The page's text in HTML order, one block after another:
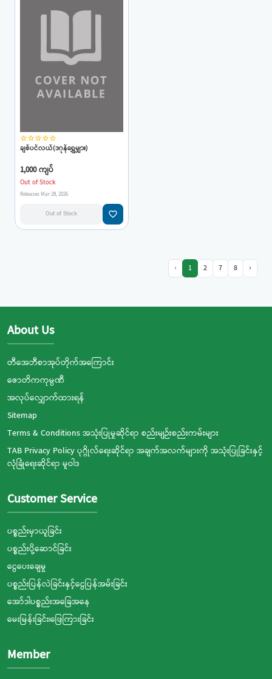
star_borderstar_borderstar_borderstar_borderstar_border
ချစ်ပင်လယ်(ဒဂုန်ရွှေမျှား)
1,000 ကျပ်
Out of Stock
Releases Mar 28, 2026
Out of Stock favorite_border
‹ 1 2 7 8 ›
About Us
တီအေဘီစာအုပ်တိုက်အကြောင်း
ဇောတိကကုမ္ပဏီ
အလုပ်လျှောက်ထားရန်
Sitemap
Terms & Conditions အသုံးပြုမှုဆိုင်ရာ စည်းမျဉ်းစည်းကမ်းများ
TAB Privacy Policy ပုဂ္ဂိုလ်ရေးဆိုင်ရာ အချက်အလက်များကို အသုံးပြုခြင်းနှင့်
လုံခြုံရေးဆိုင်ရာ မူဝါဒ
Customer Service
ပစ္စည်းမှာယူခြင်း
ပစ္စည်းပို့ဆောင်ခြင်း
ငွေပေးချေမှု
ပစ္စည်းပြန်လဲခြင်းနှင့်ငွေပြန်အမ်းခြင်း
အော်ဒါပစ္စည်းအခြေအနေ
မေးမြန်းခြင်း၊ဖြေကြားခြင်း
Member